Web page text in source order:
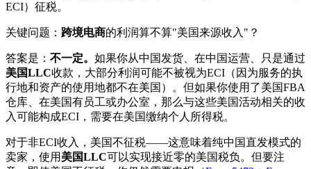
ECI）征税。
关键问题： 跨境电商的利润算不算"美国来源收入"？
答案是： 不一定。 如果你从中国发货、在中国运营、只是通过
美国LLC收款，大部分利润可能不被视为ECI（因为服务的执
行地和资产的使用地都不在美国）。但如果你使用了美国FBA
仓库、在美国有员工或办公室，那么与这些美国活动相关的收
入可能构成ECI，需要在美国缴纳个人所得税。
对于非ECI收入，美国不征税——这意味着纯中国直发模式的
卖家，使用 美国LLC可以实现接近零的美国税负。但要注